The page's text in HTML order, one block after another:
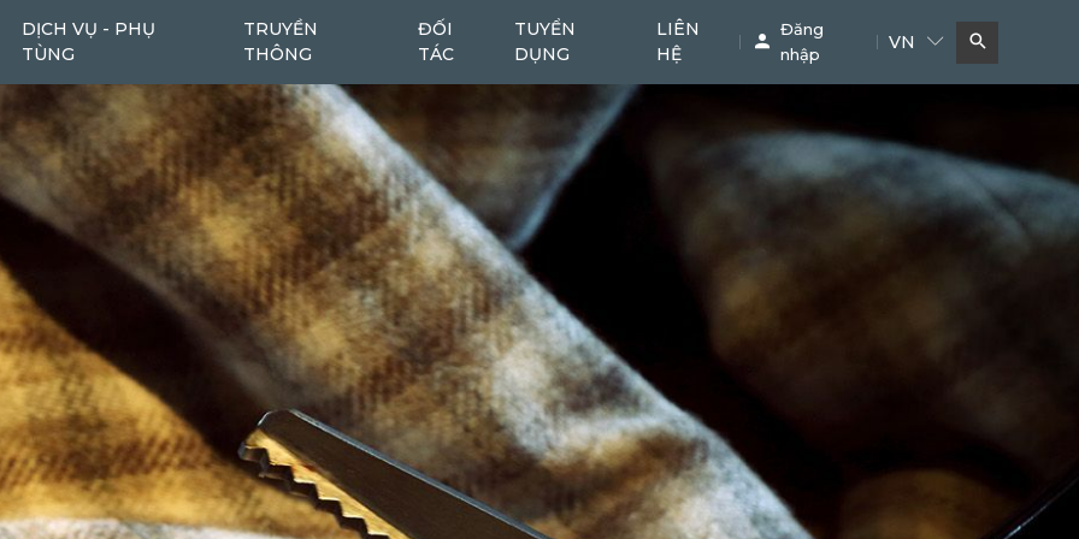
Máy cào bóc Máy cào bóc tái chế
1 11
Máy san Phụ kiện chuyên dụng
DỊCH VỤ - PHỤ
TÙNG
TRUYỀN
THÔNG
ĐỐI
TÁC
TUYỂN
DỤNG
LIÊN
HỆ
Đăng
nhập
VN